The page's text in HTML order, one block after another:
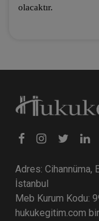
olacaktır.
Adres: Cihannüma,
İstanbul
Meb Kurum Kodu:
hukukegitim.com